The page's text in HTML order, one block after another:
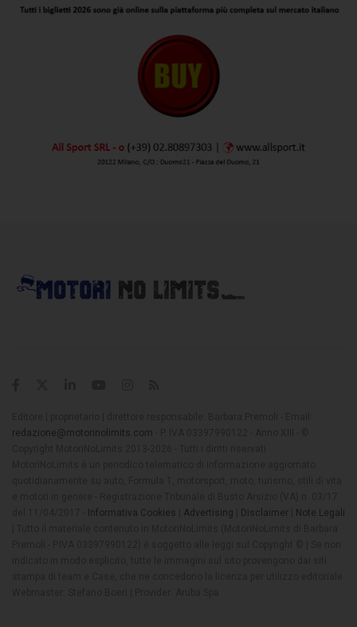
redazione@motorinolimits.com
Informativa Cookies Advertising Disclaimer
Note Legali